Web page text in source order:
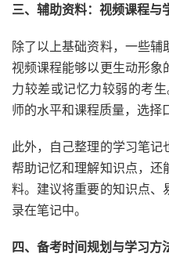
三、辅助资料：视频课程与
除了以上基础资料，一些辅
视频课程能够以更生动形
力较差或记忆力较弱的考
师的水平和课程质量，选择
此外，自己整理的学习笔
帮助记忆和理解知识点，还
料。建议将重要的知识点、
录在笔记中。
四、备考时间规划与学习方